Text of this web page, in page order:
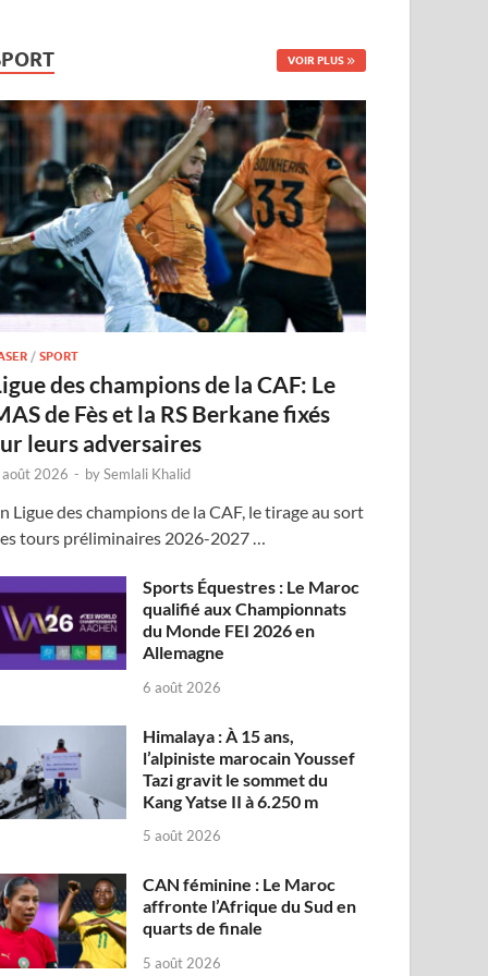
VOIR PLUS
/SPORT
des champions de la CAF: Le
de Fès et la RS Berkane fixés
leurs adversaires
2026 - bySemlali Khalid
Ligue des champions de la CAF, le tirage au sort
tours préliminaires 2026-2027 …
Sports Équestres : Le Maroc
qualifié aux Championnats
du Monde FEI 2026 en
Allemagne
6 août 2026
Himalaya : À 15 ans,
l’alpiniste marocain Youssef
Tazi gravit le sommet du
Kang Yatse II à 6.250 m
5 août 2026
CAN féminine : Le Maroc
affronte l’Afrique du Sud en
quarts de finale
5 août 2026